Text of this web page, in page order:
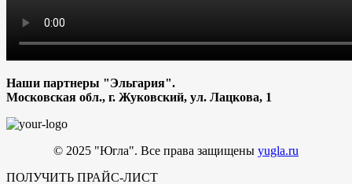
Наши партнеры "Эльгария".
Московская обл., г. Жуковский, ул. Лацкова, 1
© 2025 "Югла". Все права защищены yugla.ru
ПОЛУЧИТЬ ПРАЙС-ЛИСТ